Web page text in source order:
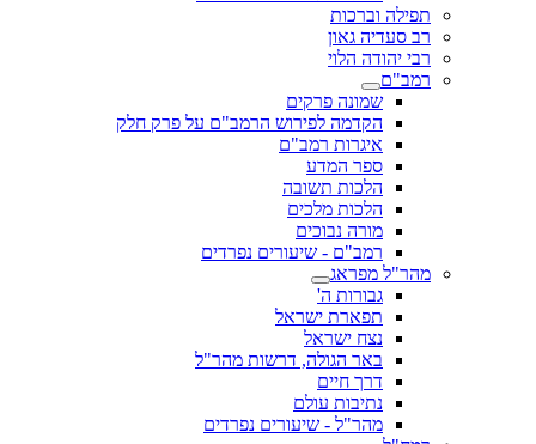
תפילה וברכות
רב סעדיה גאון
רבי יהודה הלוי
רמב"ם
שמונה פרקים
הקדמה לפירוש הרמב"ם על פרק חלק
איגרות רמב"ם
ספר המדע
הלכות תשובה
הלכות מלכים
מורה נבוכים
רמב"ם - שיעורים נפרדים
מהר"ל מפראג
גבורות ה'
תפארת ישראל
נצח ישראל
באר הגולה, דרשות מהר"ל
דרך חיים
נתיבות עולם
מהר"ל - שיעורים נפרדים